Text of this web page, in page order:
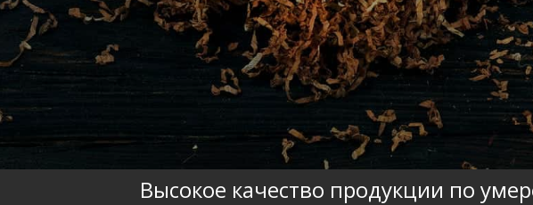
Высокое качество продукции по